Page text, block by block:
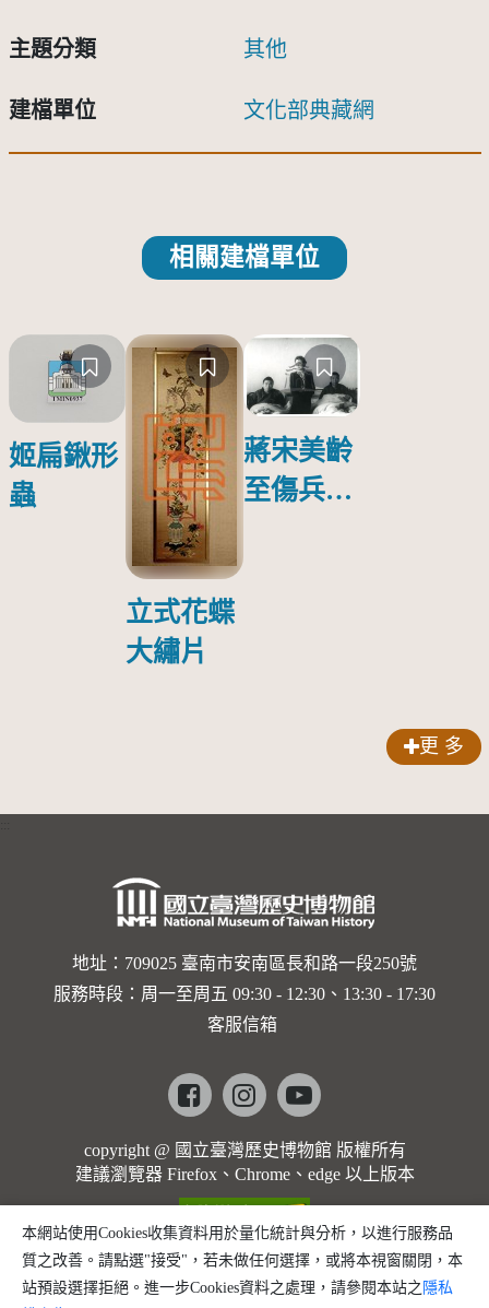
主題分類 其他
建檔單位 文化部典藏網
相關建檔單位
姬扁鍬形
蟲
立式花蝶
大繡片
蔣宋美齡
至傷兵醫
傷日本戰
更 多
地址：709025 臺南市安南區長和路一段250號
服務時段：周一至周五 09:30 - 12:30、13:30 - 17:30
客服信箱
Facebookinstagramyoutube
copyright @ 國立臺灣歷史博物館 版權所有
建議瀏覽器 Firefox、Chrome、edge 以上版本
本網站使用Cookies收集資料用於量化統計與分析，以進行服務品
質之改善。請點選"接受"，若未做任何選擇，或將本視窗關閉，本
站預設選擇拒絕。進一步Cookies資料之處理，請參閱本站之 隱私